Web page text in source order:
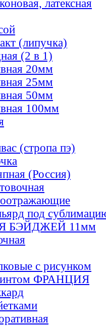
латексная
(липучка)
(2 в 1)
20мм
25мм
50мм
100мм
(стропа пэ)
(Россия)
под
БЭЙДЖЕЙ 11мм
с рисунком
ФРАНЦИЯ